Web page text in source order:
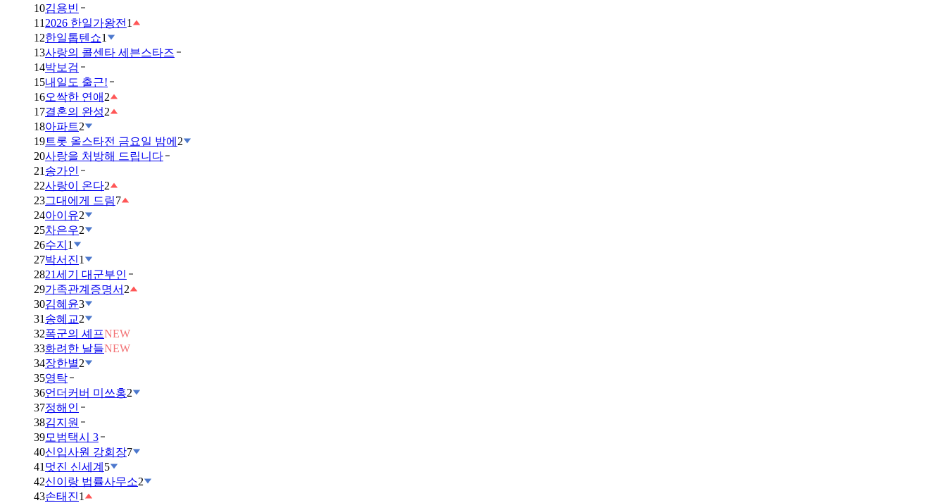
10김용빈
11 2026 한일가왕전 1
12한일톱텐쇼1
13사랑의 콜센타 세븐스타즈
14박보검
15내일도 출근!
16오싹한 연애 2
17결혼의 완성2
18아파트2
19트롯 올스타전 금요일 밤에 2
20사랑을 처방해 드립니다
21 송가인
22사랑이 온다2
23그대에게 드림7
24아이유2
25차은우2
26수지 1
27박서진1
2821세기 대군부인
29가족관계증명서 2
30김혜윤3
31 송혜교2
32폭군의 셰프NEW
33화려한 날들NEW
34장한별2
35영탁
36언더커버 미쓰홍2
37정해인
38김지원
39모범택시 3
40신입사원 강회장7
41 멋진 신세계 5
42신이랑 법률사무소2
43손태진1